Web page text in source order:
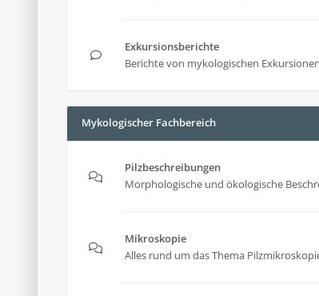
Exkursionsberichte
Berichte von mykologischen Exkursionen
Mykologischer Fachbereich
Pilzbeschreibungen
Morphologische und ökologische
Mikroskopie
Alles rund um das Thema